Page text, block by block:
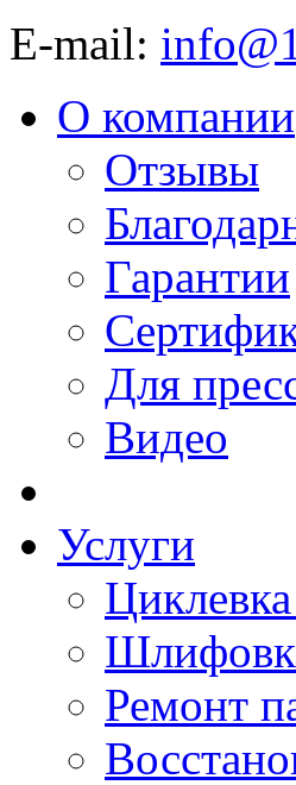
E-mail:
О компании
Отзывы
Гарантии
Для
Видео
Услуги
Ремонт